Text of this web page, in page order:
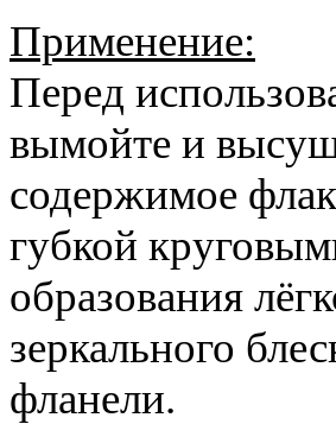
Применение:
Перед
вымойте и
содержимое
губкой
образования
зеркального
фланели.